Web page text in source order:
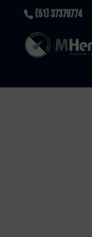
(51) 37379774